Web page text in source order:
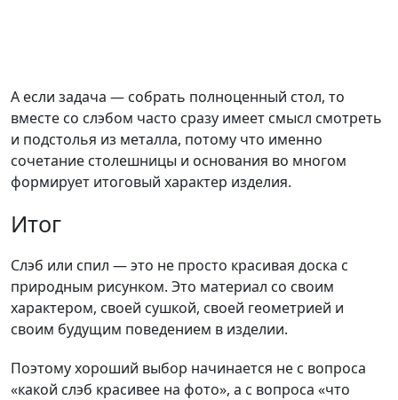
А если задача — собрать полноценный стол, то
вместе со слэбом часто сразу имеет смысл смотреть
и подстолья из металла, потому что именно
сочетание столешницы и основания во многом
формирует итоговый характер изделия.
Итог
Слэб или спил — это не просто красивая доска с
природным рисунком. Это материал со своим
характером, своей сушкой, своей геометрией и
своим будущим поведением в изделии.
Поэтому хороший выбор начинается не с вопроса
«какой слэб красивее на фото», а с вопроса «что